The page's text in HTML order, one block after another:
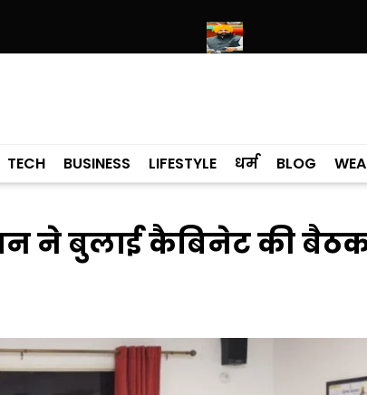
में उमड़ा श्रद्धालुओं का सैलाब
TECH BUSINESS LIFESTYLE धर्म BLOG
ने बुलाई कैबिनेट की